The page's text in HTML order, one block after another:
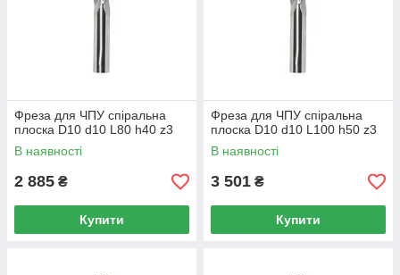
Фреза для ЧПУ спіральна
плоска D10 d10 L80 h40 z3
В наявності
2 885 ₴
Купити
Фреза для ЧПУ спіральна
плоска D10 d10 L100 h50 z3
В наявності
3 501 ₴
Купити